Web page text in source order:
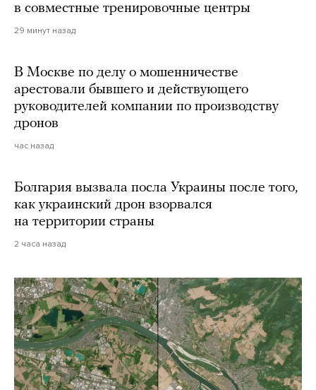
в совместные тренировочные центры
29 минут назад
В Москве по делу о мошенничестве
арестовали бывшего и действующего
руководителей компании по производству
дронов
час назад
Болгария вызвала посла Украины после того,
как украинский дрон взорвался
на территории страны
2 часа назад